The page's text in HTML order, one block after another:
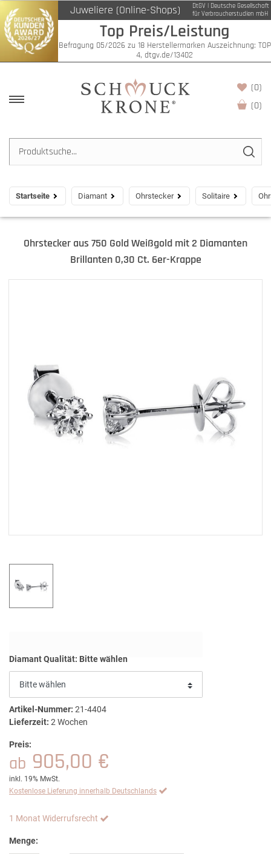
Juweliere (Online-Shops)
DtGV | Deutsche Gesellschaft
für Verbraucherstudien mbH
Top Preis/Leistung
Befragung 05/2026 zu 18 Herstellermarken Auszeichnung: TOP
4, dtgv.de/13402
(0)
(0)
Startseite Diamant Ohrstecker Solitaire
Ohrstecker aus 750 Gold Weißgold mit 2 Diamanten
Brillanten 0,30 Ct. 6er-Krappe
Diamant Qualität: Bitte wählen
Artikel-Nummer: 21-4404
Lieferzeit: 2 Wochen
Preis:
ab 905,00 €
inkl. 19% MwSt.
Kostenlose Lieferung innerhalb Deutschlands
1 Monat Widerrufsrecht
Menge: